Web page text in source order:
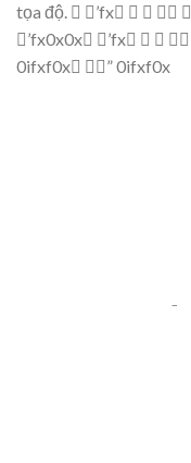
tọa độ.  ’fx    
’fx0x0x ’fx   
0ifxf0x ”0ifxf0x